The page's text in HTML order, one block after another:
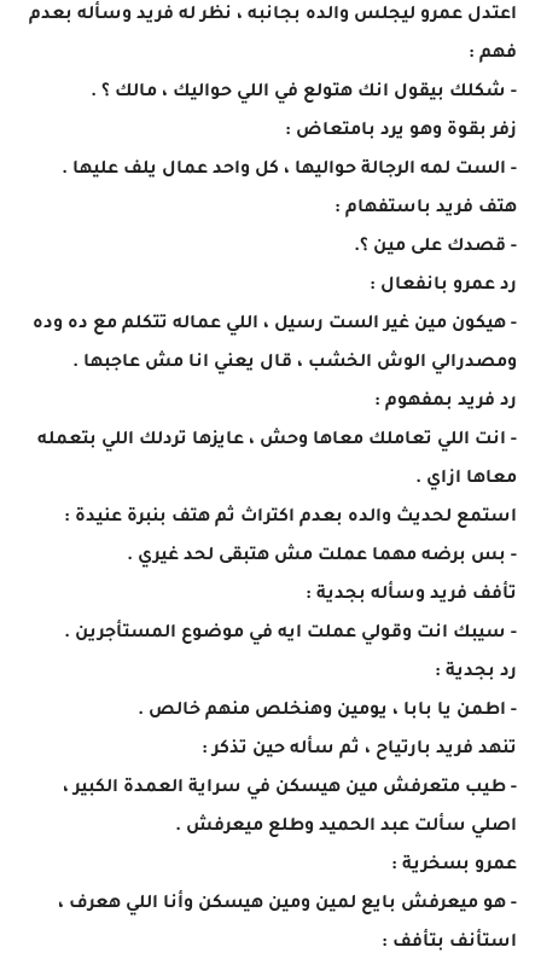
اعتدل عمرو ليجلس والده بجانبه ، نظر له فريد وسأله بعدم
فهم :
- شكلك بيقول انك هتولع في اللي حواليك ، مالك ؟ .
زفر بقوة وهو يرد بامتعاض :
- الست لمه الرجالة حواليها ، كل واحد عمال يلف عليها .
هتف فريد باستفهام :
- قصدك على مين ؟.
رد عمرو بانفعال :
- هيكون مين غير الست رسيل ، اللي عماله تتكلم مع ده وده
ومصدرالي الوش الخشب ، قال يعني انا مش عاجبها .
رد فريد بمفهوم :
- انت اللي تعاملك معاها وحش ، عايزها تردلك اللي بتعمله
معاها ازاي .
استمع لحديث والده بعدم اكتراث ثم هتف بنبرة عنيدة :
- بس برضه مهما عملت مش هتبقى لحد غيري .
تأفف فريد وسأله بجدية :
- سيبك انت وقولي عملت ايه في موضوع المستأجرين .
رد بجدية :
- اطمن يا بابا ، يومين وهنخلص منهم خالص .
تنهد فريد بارتياح ، ثم سأله حين تذكر :
- طيب متعرفش مين هيسكن في سراية العمدة الكبير ،
اصلي سألت عبد الحميد وطلع ميعرفش .
عمرو بسخرية :
- هو ميعرفش بايع لمين ومين هيسكن وأنا اللي هعرف ،
استأنف بتأفف :